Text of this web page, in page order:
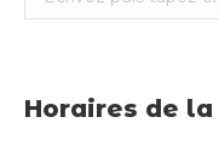
Horaires de